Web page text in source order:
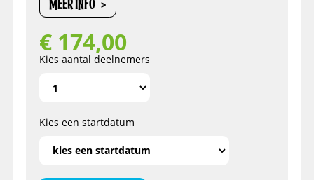
MEER INFO
€ 174,00
Kies aantal deelnemers
Kies een startdatum